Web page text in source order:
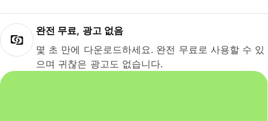
완전 무료, 광고 없음
몇 초 만에 다운로드하세요. 완전 무료로 사용할 수 있
으며 귀찮은 광고도 없습니다.